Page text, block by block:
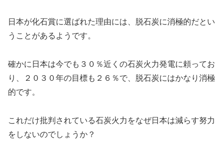
日本が化石賞に選ばれた理由には、脱石炭に消極的だとい
うことがあるようです。
確かに日本は今でも３０％近くの石炭火力発電に頼ってお
り、２０３０年の目標も２６％で、脱石炭にはかなり消極
的です。
これだけ批判されている石炭火力をなぜ日本は減らす努力
をしないのでしょうか？